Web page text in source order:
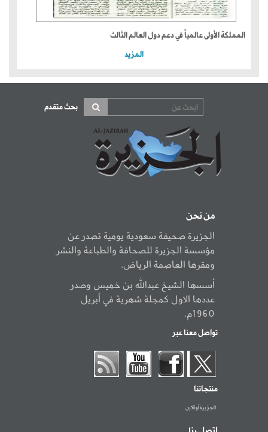
المملكة الأولى عالمياً في دعم دول العالم الثالث
المزيد
بحث متقدم
من نحن
الجزيرة صحيفة سعودية يومية تصدر عن
مؤسسة الجزيرة للصحافة والطباعة والنشر
ومقرها العاصمة الرياض.
أسسها الشيخ عبدالله بن خميس وصدر
عددها الاول كمجلة شهرية في أبريل
1960م.
تواصل معنا عبر
منتجاتنا
الجزيرة أونلاين